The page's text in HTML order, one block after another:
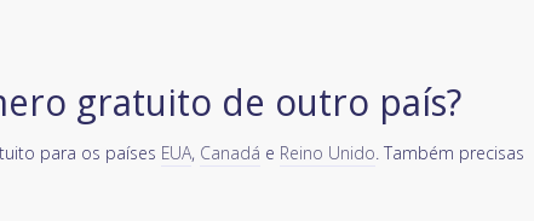
gratuito de outro país?
para os países EUA, Canadá e Reino Unido. Também precisas